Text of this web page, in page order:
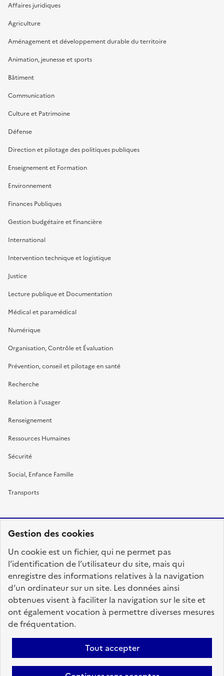
Gestion des cookies
Un cookie est un fichier, qui ne permet pas
l’identification de l’utilisateur du site, mais qui
enregistre des informations relatives à la navigation
d’un ordinateur sur un site. Les données ainsi
obtenues visent à faciliter la navigation sur le site et
ont également vocation à permettre diverses mesures
de fréquentation.
Tout accepter
Affaires juridiques
Agriculture
Aménagement et développement durable du territoire
Animation, jeunesse et sports
Bâtiment
Communication
Culture et Patrimoine
Défense
Direction et pilotage des politiques publiques
Enseignement et Formation
Environnement
Finances Publiques
Gestion budgétaire et financière
International
Intervention technique et logistique
Justice
Lecture publique et Documentation
Médical et paramédical
Numérique
Organisation, Contrôle et Évaluation
Prévention, conseil et pilotage en santé
Recherche
Relation à l’usager
Renseignement
Ressources Humaines
Sécurité
Social, Enfance Famille
Transports
FRANÇAISE
fonction-publique.gouv.fr
legifrance.gouv.fr
gouvernement.fr
Accessibilité : totalement conforme
Personnaliser les cookies
Mentions légales Contact